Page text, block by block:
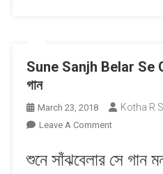
Sune Sanjh Belar Se
গান
March 23, 2018 Kotha R
Leave A CommentOn
Sanjh
শুনে সাঁঝবেলার সে গান